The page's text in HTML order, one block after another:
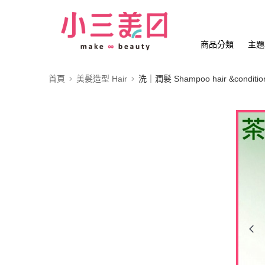
商品分類 主
首頁 美髮造型 Hair 洗｜潤髮 Shampoo hair